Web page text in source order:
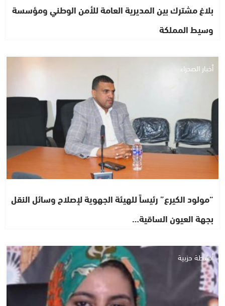
بلاغ مشترك بين المديرية العامة للأمن الوطني ومؤسسة
وسيط المملكة
أخبار الصحراء
“مولود الكيرع” رئيساً للهيئة الجهوية لإصلاح وسائل النقل
بجهة العيون الساقية…
أنشطة حزبية